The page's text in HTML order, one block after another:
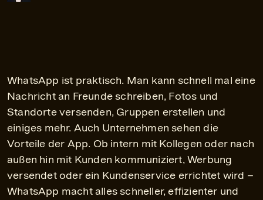
WhatsApp ist praktisch. Man kann schnell mal eine
Nachricht an Freunde schreiben, Fotos und
Standorte versenden, Gruppen erstellen und
einiges mehr. Auch Unternehmen sehen die
Vorteile der App. Ob intern mit Kollegen oder nach
außen hin mit Kunden kommuniziert, Werbung
versendet oder ein Kundenservice errichtet wird –
WhatsApp macht alles schneller, effizienter und